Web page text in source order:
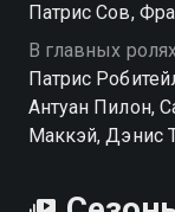
Патрис Сов,
В главных
Патрис
Антуан Пилон,
Маккэй, Дэнис